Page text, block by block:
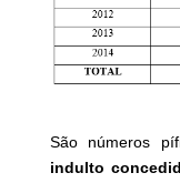
São números
indulto